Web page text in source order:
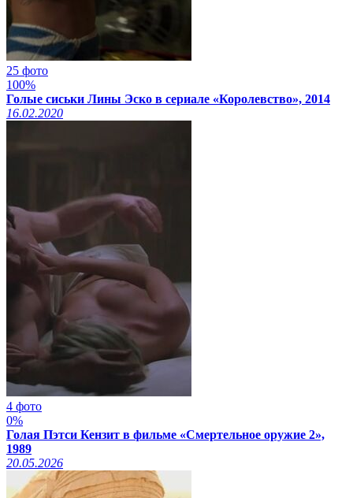
25 фото
100%
Голые сиськи Лины Эско в сериале «Королевство», 2014
16.02.2020
4 фото
0%
Голая Пэтси Кензит в фильме «Смертельное оружие 2»,
1989
20.05.2026